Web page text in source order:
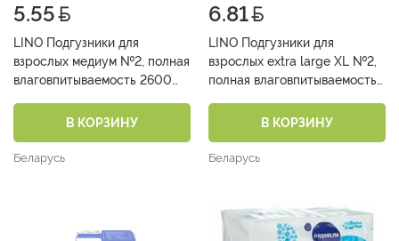
5.55
LINO Подгузники для
взрослых медиум №2, полная
влаговпитываемость 2600
В КОРЗИНУ
Беларусь
6.81
LINO Подгузники для
взрослых extra large XL №2,
полная влаговпитываемость
В КОРЗИНУ
Беларусь